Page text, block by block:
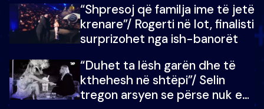
mban dot lotët: Nuk meritoj…
“Shpresoj që familja ime të jetë
krenare”/ Rogerti në lot, finalisti
surprizohet nga ish-banorët
“Duhet ta lësh garën dhe të
kthehesh në shtëpi”/ Selin
tregon arsyen se përse nuk e